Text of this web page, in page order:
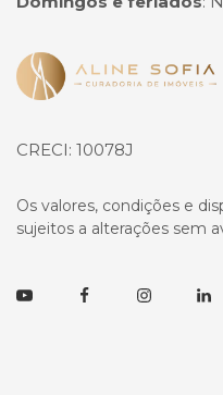
Página inicial
CRECI: 10078J
Os valores, condições e
sujeitos a alterações sem
YoutubeFacebookInstagram